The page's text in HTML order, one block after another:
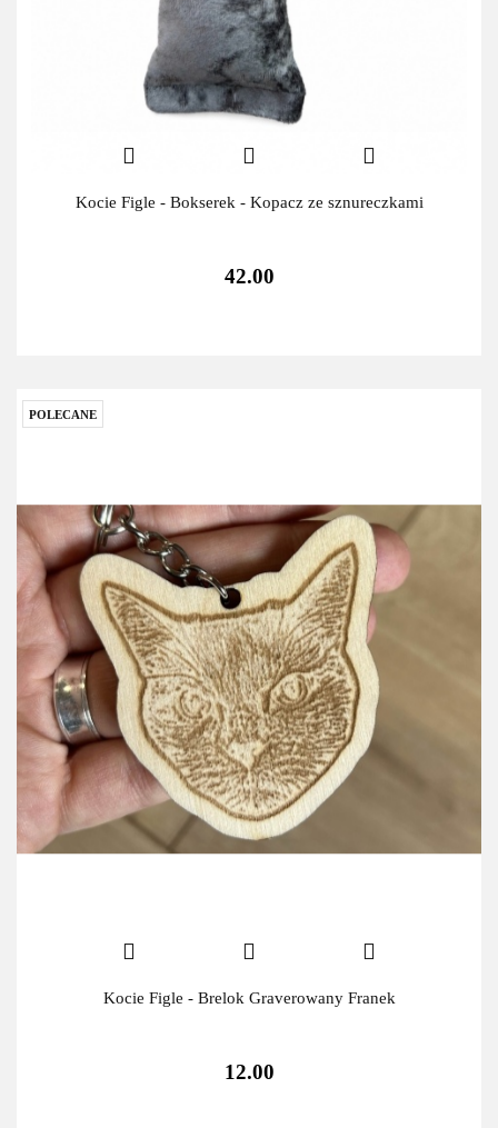
Kocie Figle - Bokserek - Kopacz ze sznureczkami
42.00
POLECANE
Kocie Figle - Brelok Graverowany Franek
12.00